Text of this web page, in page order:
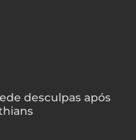
desculpas após